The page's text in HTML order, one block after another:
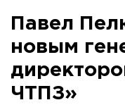
Павел
новым
ЧТПЗ»